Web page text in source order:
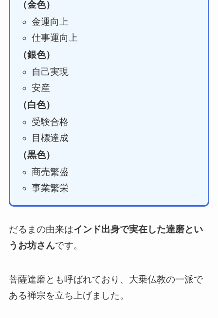
（金色）
金運向上
仕事運向上
（銀色）
自己実現
安産
（白色）
受験合格
目標達成
（黒色）
商売繁盛
事業繁栄
だるまの由来はインド出身で実在した達磨とい
うお坊さんです。
菩薩達磨とも呼ばれており、大乗仏教の一派で
ある禅宗を立ち上げました。